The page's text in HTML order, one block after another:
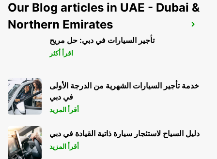
CHAUVIGNY
CHAUVIGNY - FRANCE
Our Blog articles in UAE - Dubai &
Northern Emirates
تأجير السيارات في دبي: حل مريح
اقرأ أكثر
خدمة تأجير السيارات الشهرية من الدرجة الأولى
في دبي
أقرأ المزيد
دليل السياح لاستئجار سيارة ذاتية القيادة في دبي
أقرأ المزيد